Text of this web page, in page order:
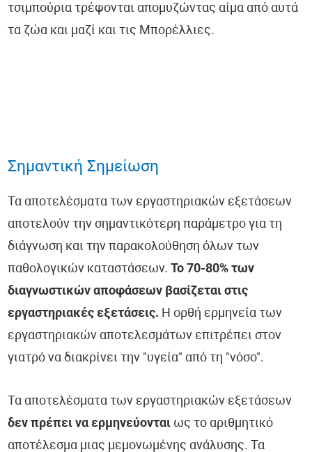
τσιμπούρια τρέφονται απομυζώντας αίμα από αυτά
τα ζώα και μαζί και τις Μπορέλλιες.
Σημαντική Σημείωση
Τα αποτελέσματα των εργαστηριακών εξετάσεων
αποτελούν την σημαντικότερη παράμετρο για τη
διάγνωση και την παρακολούθηση όλων των
παθολογικών καταστάσεων.Το 70-80% των
διαγνωστικών αποφάσεων βασίζεται στις
εργαστηριακές εξετάσεις. Η ορθή ερμηνεία των
εργαστηριακών αποτελεσμάτων επιτρέπει στον
γιατρό να διακρίνει την "υγεία" από τη "νόσο".
Τα αποτελέσματα των εργαστηριακών εξετάσεων
δεν πρέπει να ερμηνεύονται ως το αριθμητικό
αποτέλεσμα μιας μεμονωμένης ανάλυσης. Τα